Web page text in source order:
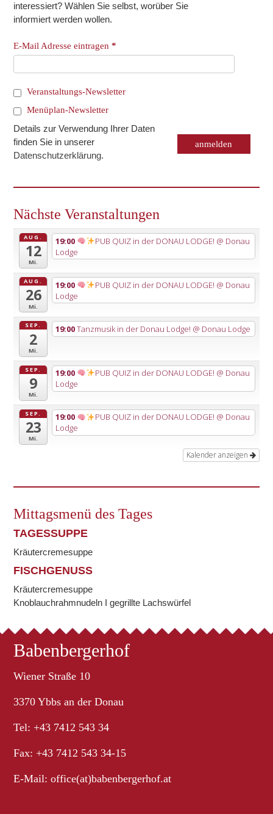
interessiert? Wählen Sie selbst, worüber Sie
informiert werden wollen.
E-Mail Adresse eintragen*
Veranstaltungs-Newsletter
Menüplan-Newsletter
Details zur Verwendung Ihrer Daten
finden Sie in unserer
Datenschutzerklärung.
Nächste Veranstaltungen
AUG.
12
Mi.
19:00 PUB QUIZ in der DONAU LODGE! @ Donau
Lodge
AUG.
26
Mi.
19:00 PUB QUIZ in der DONAU LODGE! @ Donau
Lodge
SEP.
2
Mi.
19:00Tanzmusik in der Donau Lodge! @ Donau Lodge
SEP.
9
Mi.
19:00 PUB QUIZ in der DONAU LODGE! @ Donau
Lodge
SEP.
23
Mi.
19:00 PUB QUIZ in der DONAU LODGE! @ Donau
Lodge
Kalender anzeigen
Mittagsmenü des Tages
TAGESSUPPE
Kräutercremesuppe
FISCHGENUSS
Kräutercremesuppe
Knoblauchrahmnudeln I gegrillte Lachswürfel
Babenbergerhof
Wiener Straße 10
3370 Ybbs an der Donau
Tel: +43 7412 543 34
Fax: +43 7412 543 34-15
E-Mail:office(at)babenbergerhof.at